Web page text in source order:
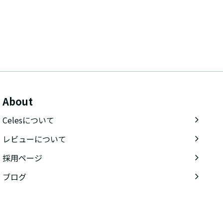
About
Celesについて
レビューについて
採用ページ
ブログ